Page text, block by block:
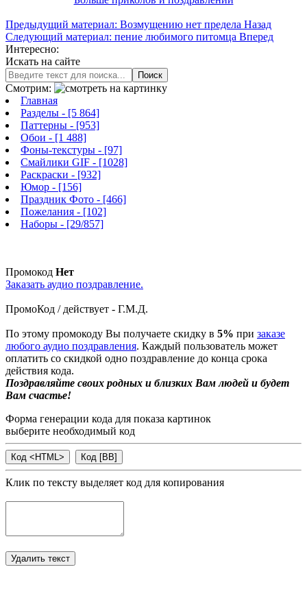
Предыдущий материал: Возмущению нет предела Назад
Следующий материал: пение любимого питомца Вперед
Интересно:
Искать на сайте
Поиск
Смотрим:
Главная
Разделы - [5 864]
Паттерны - [953]
Обои - [1 488]
Фоны-текстуры - [97]
Смайлики GIF - [1028]
Раскраски - [932]
Юмор - [156]
Праздник Фото - [466]
Пожелания - [102]
Наборы - [29/857]
Промокод Нет
Заказать аудио поздравление.
ПромоКод / действует - Г.М.Д.
По этому промокоду Вы получаете скидку в 5% при заказе
любого аудио поздравления. Каждый пользователь может
оплатить со скидкой одно поздравление до конца срока
действия кода.
Поздравляйте своих родных и близких Вам людей и будет
Вам счастье!
Форма генерации кода для показа картинок
выберите необходимый код
Клик по тексту выделяет код для копирования